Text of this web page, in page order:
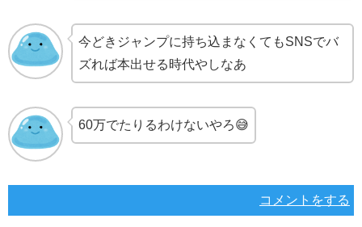
今どきジャンプに持ち込まなくてもSNSでバ
ズれば本出せる時代やしなあ
60万でたりるわけないやろ😅
コメントをする